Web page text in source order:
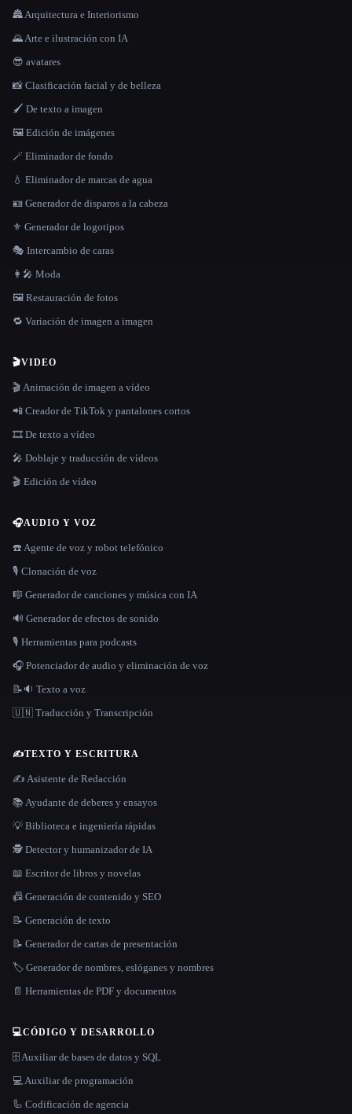
🏯 Arquitectura e Interiorismo
🌄 Arte e ilustración con IA
😎 avatares
📸 Clasificación facial y de belleza
🖌️ De texto a imagen
🖼️ Edición de imágenes
🪄 Eliminador de fondo
💧 Eliminador de marcas de agua
🪪 Generador de disparos a la cabeza
⚜️ Generador de logotipos
🎭 Intercambio de caras
👩‍🎤 Moda
🖼️ Restauración de fotos
🔁 Variación de imagen a imagen
🎬VIDEO
🎬 Animación de imagen a vídeo
📲 Creador de TikTok y pantalones cortos
🎞️ De texto a vídeo
🎤 Doblaje y traducción de vídeos
🎬 Edición de vídeo
🎧AUDIO Y VOZ
☎️ Agente de voz y robot telefónico
🎙️ Clonación de voz
🎼 Generador de canciones y música con IA
🔊 Generador de efectos de sonido
🎙️ Herramientas para podcasts
🎧 Potenciador de audio y eliminación de voz
📝🔉 Texto a voz
🇺🇳 Traducción y Transcripción
✍️TEXTO Y ESCRITURA
✍️ Asistente de Redacción
📚 Ayudante de deberes y ensayos
💡 Biblioteca e ingeniería rápidas
🕵️ Detector y humanizador de IA
📖 Escritor de libros y novelas
📠 Generación de contenido y SEO
📝 Generación de texto
📝 Generador de cartas de presentación
🏷️ Generador de nombres, eslóganes y nombres
📄 Herramientas de PDF y documentos
💻CÓDIGO Y DESARROLLO
🗄️ Auxiliar de bases de datos y SQL
💻 Auxiliar de programación
🦾 Codificación de agencia